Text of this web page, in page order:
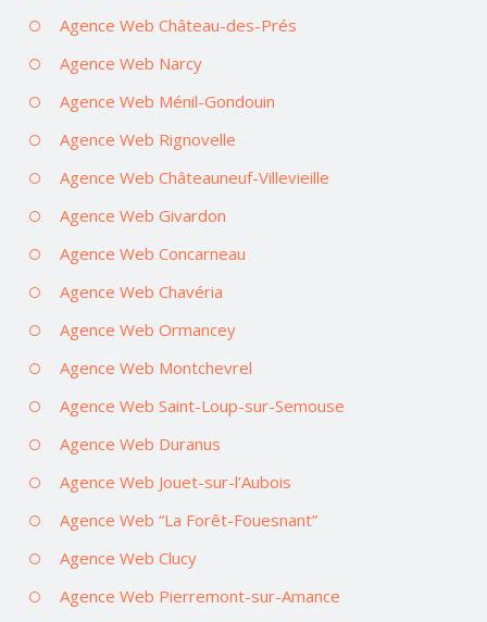
Agence Web Château-des-Prés
Agence Web Narcy
Agence Web Ménil-Gondouin
Agence Web Rignovelle
Agence Web Châteauneuf-Villevieille
Agence Web Givardon
Agence Web Concarneau
Agence Web Chavéria
Agence Web Ormancey
Agence Web Montchevrel
Agence Web Saint-Loup-sur-Semouse
Agence Web Duranus
Agence Web Jouet-sur-l’Aubois
Agence Web “La Forêt-Fouesnant”
Agence Web Clucy
Agence Web Pierremont-sur-Amance